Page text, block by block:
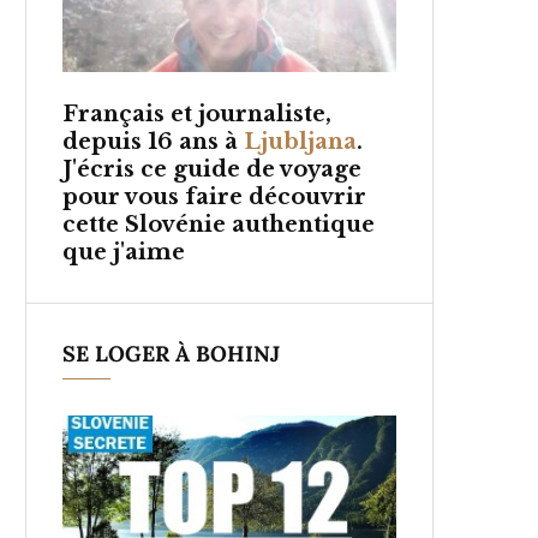
Français et journaliste,
depuis 16 ans à Ljubljana.
J'écris ce guide de voyage
pour vous faire découvrir
cette Slovénie authentique
que j'aime
SE LOGER À BOHINJ